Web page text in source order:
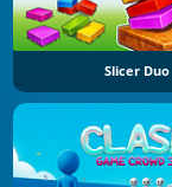
Slicer Duo